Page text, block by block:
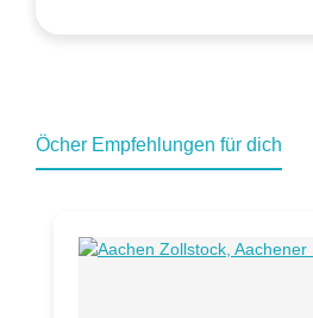
Öcher Empfehlungen für dich